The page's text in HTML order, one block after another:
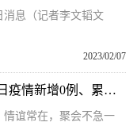
消息（记者李文韬文
2023/02/07
天天精选！02月07日18时四川遂宁昨日疫情新增0例、累计报告阳性感染者确诊171例
谊常在，聚会不急一